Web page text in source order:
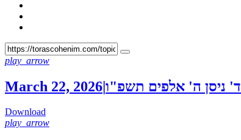
play_arrow
March 22, 2026|ד' ניסן ה' אלפים תשפ"ו
Download
play_arrow